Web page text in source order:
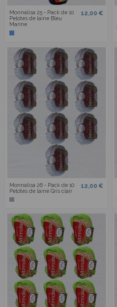
Monnalisa 25 - Pack de 10
Pelotes de laine Bleu
Marine
12,00 €
Monnalisa 26 - Pack de 10
Pelotes de laine Gris clair
12,00 €